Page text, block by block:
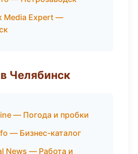
Media Expert —
Челябинск
— Погода и пробки
— Бизнес-каталог
News — Работа и